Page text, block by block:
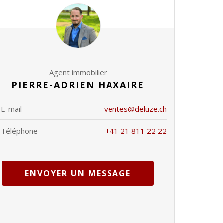
Agent immobilier
PIERRE-ADRIEN HAXAIRE
mail ventes@deluze.ch
+41 21 811 22 22
ENVOYER UN MESSAGE